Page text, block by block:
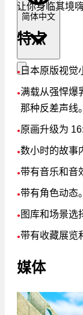
简体中文
让你身临其境嗨
特点
● 日本原版视觉
●满载从强悍爆
那种反差声线。
●原画升级为
●数小时的故事
●带有音乐和音
●带有角色动态。
● 图库和场景选
●带有收藏展览
媒体